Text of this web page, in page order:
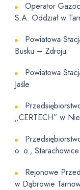
Operator
S.A. Oddział w
Powiatowa
Busku – Zdroju
Powiatowa
Jaśle
„CERTECH” w
o. o., Starachowice
Rejonowe
w Dąbrowie